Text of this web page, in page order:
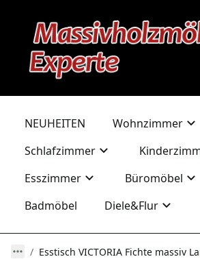
NEUHEITEN
Wohnzimmer
Schlafzimmer
Esszimmer
Büromöbel
Badmöbel
Diele&Flur
Esstisch VICTORIA Fichte massiv